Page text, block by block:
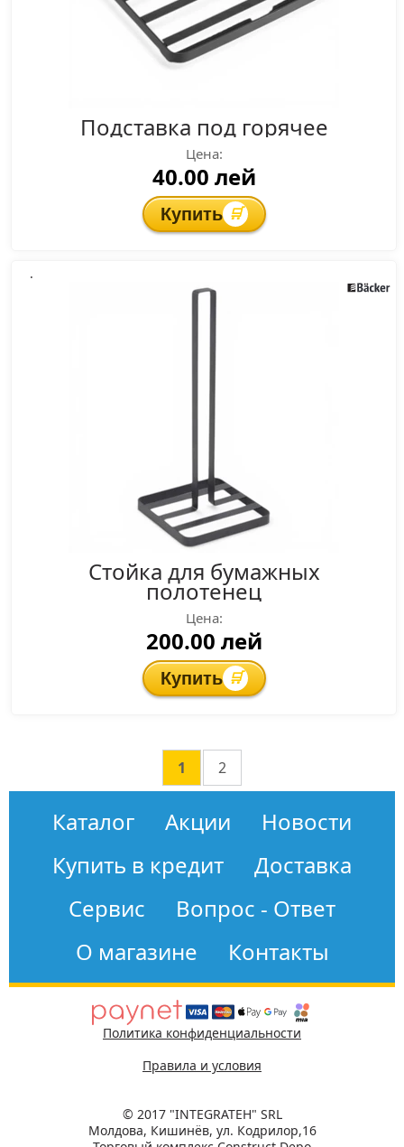
Подставка под горячее
Цена:
40.00 лей
Купить 🛒
Стойка для бумажных
полотенец
Цена:
200.00 лей
Купить 🛒
1 2
Каталог Акции
Новости
Купить в кредит
Доставка
Сервис
Вопрос - Ответ
О магазине
Контакты
Политика конфиденциальности
Правила и условия
© 2017 "INTEGRATEH" SRL
Молдова, Кишинёв, ул. Кодрилор,16